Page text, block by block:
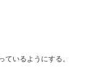
いるようにする。